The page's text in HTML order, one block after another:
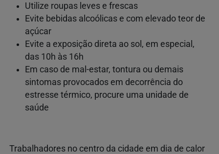
Utilize roupas leves e frescas
Evite bebidas alcoólicas e com elevado teor de
açúcar
Evite a exposição direta ao sol, em especial,
das 10h às 16h
Em caso de mal-estar, tontura ou demais
sintomas provocados em decorrência do
estresse térmico, procure uma unidade de
saúde
Trabalhadores no centro da cidade em dia de calor